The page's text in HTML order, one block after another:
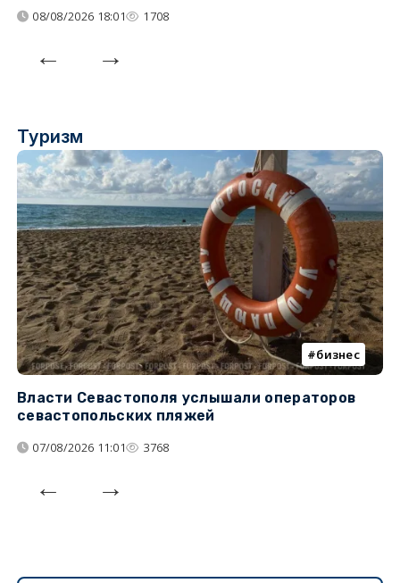
08/08/2026 18:01 1708
Туризм
бизнес
Власти Севастополя услышали операторов
севастопольских пляжей
07/08/2026 11:01 3768